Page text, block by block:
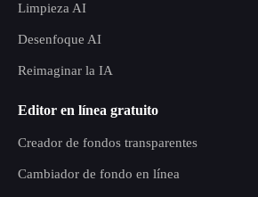
Limpieza AI
Desenfoque AI
Reimaginar la IA
Editor en línea gratuito
Creador de fondos transparentes
Cambiador de fondo en línea